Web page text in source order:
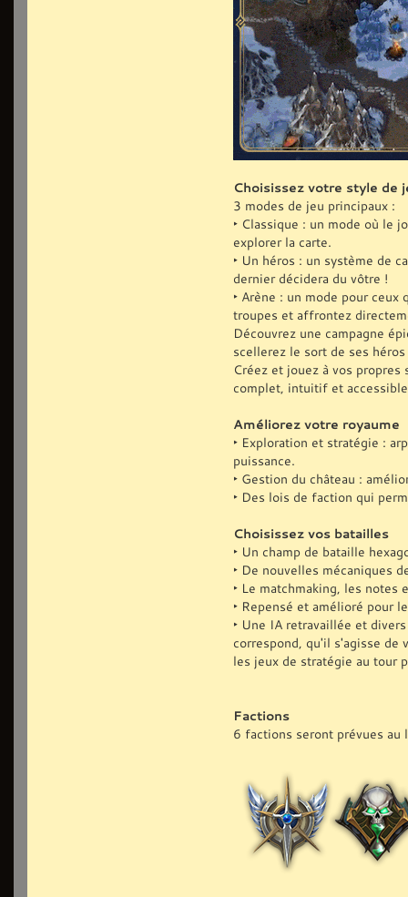
Choisissez votre style de
3 modes de jeu principaux :
‣ Classique : un mode où le
explorer la carte.
‣ Un héros : un système de
dernier décidera du vôtre !
‣ Arène : un mode pour
troupes et affrontez
Découvrez une campagne
scellerez le sort de ses
Créez et jouez à vos
complet, intuitif et
Améliorez votre royaume
‣ Exploration et stratégie :
puissance.
‣ Gestion du château :
‣ Des lois de faction qui
Choisissez vos batailles
‣ Un champ de bataille
‣ De nouvelles mécaniques
‣ Le matchmaking, les notes
‣ Repensé et amélioré pour
‣ Une IA retravaillée et
correspond, qu'il s'agisse de
les jeux de stratégie au tour
Factions
6 factions seront prévues au